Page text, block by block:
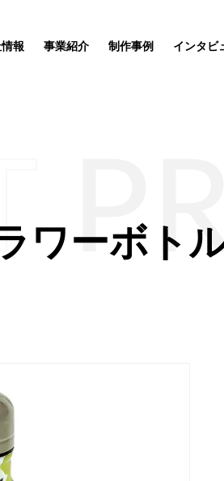
報
要
針
事業紹介
注グッズ制作事業
制作事例
ポーチ
インタビ
るとアートが完
2026」授賞式に
ワーボト